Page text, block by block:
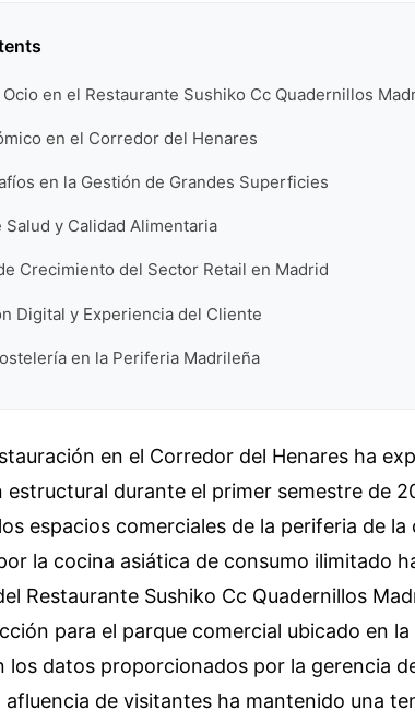
en el Restaurante Sushiko Cc Quadernillos
en el Corredor del Henares
en la Gestión de Grandes Superficies
Salud y Calidad Alimentaria
Crecimiento del Sector Retail en Madrid
Digital y Experiencia del Cliente
en la Periferia Madrileña
en el Corredor del Henares ha
durante el primer semestre de
espacios comerciales de la periferia de
la cocina asiática de consumo ilimitado
Restaurante Sushiko Cc Quadernillos
para el parque comercial ubicado en
los datos proporcionados por la gerencia
afluencia de visitantes ha mantenido una